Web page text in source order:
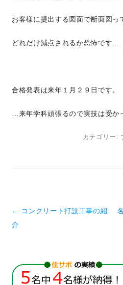
お客様に提出する図面で断面図っ
どれだけ減点されるか恐怖です…
合格発表は来年１月２９日です。
…来年学科頑張るので実技は受か
カテゴリー:
投稿ナビゲーション
← コンクリート打設工事の紹
介